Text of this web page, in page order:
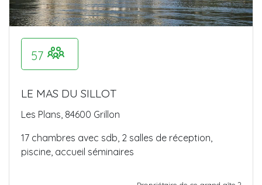
57
LE MAS DU SILLOT
Les Plans, 84600 Grillon
17 chambres avec sdb, 2 salles de réception,
piscine, accueil séminaires